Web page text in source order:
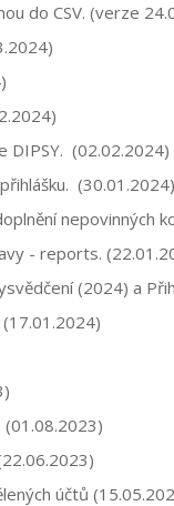
do CSV. (verze
DIPSY. (02.02.2024)
(30.01.2024)
nepovinných
- reports.
(2024) a
účtů